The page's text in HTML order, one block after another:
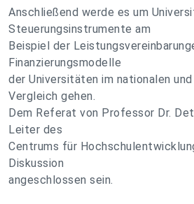
Anschließend werde es um
Steuerungsinstrumente am
Beispiel der
Finanzierungsmodelle
der Universitäten im nationalen
Vergleich gehen.
Dem Referat von Professor Dr.
Leiter des
Centrums für
Diskussion
angeschlossen sein.